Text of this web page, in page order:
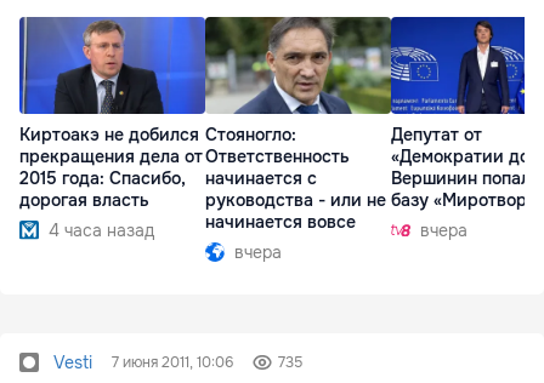
Киртоакэ не добился
прекращения дела от
2015 года: Спасибо,
дорогая власть
4 часа назад
Стояногло:
Ответственность
начинается с
руководства - или не
начинается вовсе
вчера
Депутат от
«Демократии
Вершинин попал в
базу
вчера
Vesti 7 июня 2011, 10:06 735